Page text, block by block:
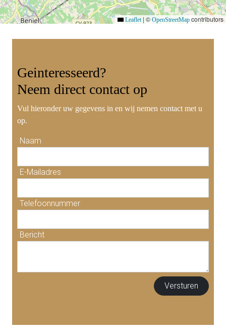
Leaflet | © OpenStreetMap contributors
Geinteresseerd?
Neem direct contact op
Vul hieronder uw gegevens in en wij nemen contact met u
op.
Naam
E-Mailadres
Telefoonnummer
Bericht